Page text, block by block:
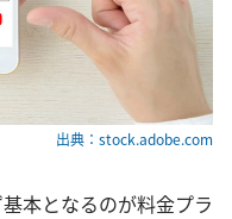
出典：stock.adobe.com
本となるのが料金プラ